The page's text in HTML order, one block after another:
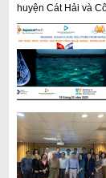
huyện Cát Hải và